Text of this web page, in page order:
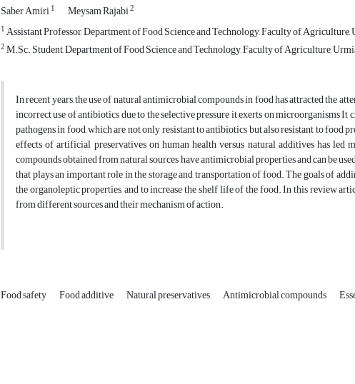
Saber Amiri1 Meysam Rajabi2
1Assistant Professor, Department of Food Science and Technology, Faculty of
2M.Sc. Student, Department of Food Science and Technology, Faculty of Agriculture,
In recent years, the use of natural antimicrobial compounds in food has attracted the
incorrect use of antibiotics due to the selective pressure it exerts on microorganisms
pathogens in food, which are not only resistant to antibiotics but also resistant to food
effects of artificial preservatives on human health versus natural additives has
compounds obtained from natural sources have antimicrobial properties and can be
that plays an important role in the storage and transportation of food. The goals of
the organoleptic properties, and to increase the shelf life of the food. In this review
from different sources and their mechanism of action.
Food safety Food additive Natural preservatives Antimicrobial compounds